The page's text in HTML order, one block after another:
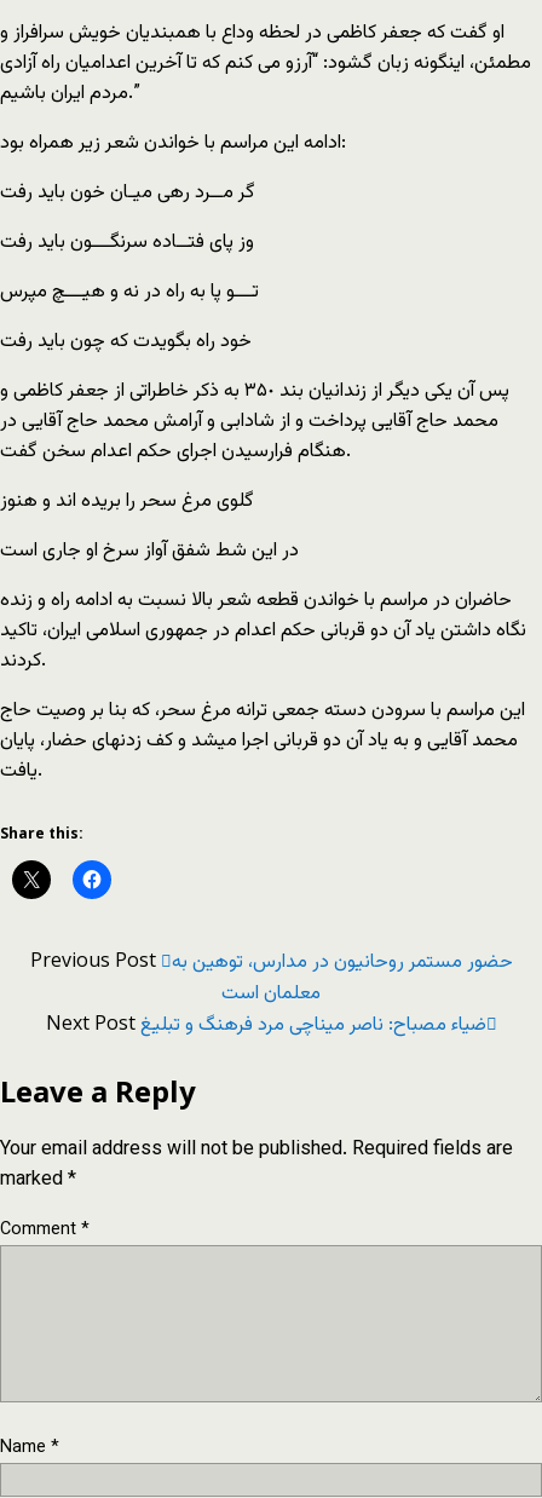
او گفت که جعفر کاظمى در لحظه وداع با همبنديان خويش سرافراز و
مطمئن، اينگونه زبان گشود: “آرزو مى کنم که تا آخرين اعداميان راه آزادى
مردم ايران باشيم.”
ادامه اين مراسم با خواندن شعر زير همراه بود:
گر مــرد رهى ميـان خون بايد رفت
وز پاى فتــاده سرنگـــون بايد رفت
تـــو پا به راه در نه و هيـــچ مپرس
خود راه بگويدت که چون بايد رفت
پس آن يکى ديگر از زندانيان بند ٣۵٠ به ذکر خاطراتى از جعفر کاظمى و
محمد حاج آقايى پرداخت و از شادابى و آرامش محمد حاج آقايى در
هنگام فرارسيدن اجراى حکم اعدام سخن گفت.
گلوى مرغ سحر را بريده اند و هنوز
در اين شط شفق آواز سرخ او جارى است
حاضران در مراسم با خواندن قطعه شعر بالا نسبت به ادامه راه و زنده
نگاه داشتن یاد آن دو قربانی حکم اعدام در جمهوری اسلامی ایران، تاکید
کردند.
این مراسم با سرودن دسته جمعی ترانه مرغ سحر، که بنا بر وصيت حاج
محمد آقايى و به ياد آن دو قربانى اجرا میشد و کف زدنهاى حضار، پایان
یافت.
Share this:
Previous Post حضور مستمر روحانیون در مدارس، توهین به
معلمان است
Next Postضیاء مصباح: ناصر ميناچی مرد فرهنگ و تبلیغ
Leave a Reply
Your email address will not be published. Required fields are
marked*
Comment*
Name *